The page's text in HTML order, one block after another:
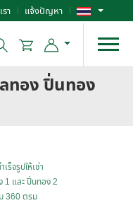
า แจ้งปัญหา
ลทอง ปิ่นทอง
ร็จรูปให้เช่า
1 และ ปิ่นทอง 2
360 ตรม